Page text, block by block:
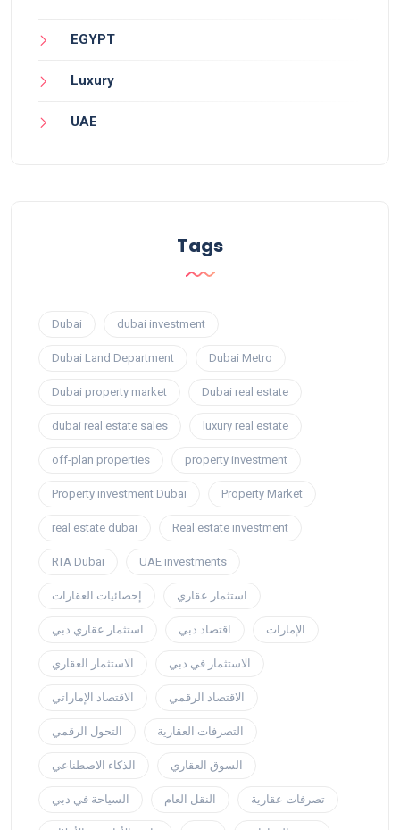
EGYPT
Luxury
UAE
Tags
Dubai dubai investment
Dubai Land Department Dubai Metro
Dubai property market Dubai real estate
dubai real estate sales luxury real estate
off-plan properties property investment
Property investment Dubai Property Market
real estate dubai Real estate investment
RTA Dubai UAE investments
إحصائيات العقارات استثمار عقاري
استثمار عقاري دبي اقتصاد دبي الإمارات
الاستثمار العقاري الاستثمار في دبي
الاقتصاد الإماراتي الاقتصاد الرقمي
التحول الرقمي التصرفات العقارية
الذكاء الاصطناعي السوق العقاري
السياحة في دبي النقل العام تصرفات عقارية